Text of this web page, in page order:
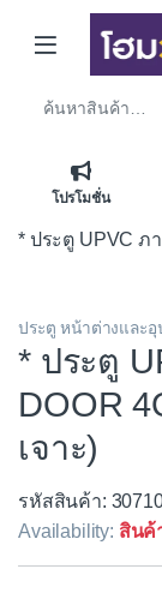
Skip to navigation
Skip to content
โปรโมชั่น
* ประตู UPVC ภ
ประตู หน้าต่างและ
* ประตู
DOOR
เจาะ)
รหัสสินค้า:
Availability: สินค้